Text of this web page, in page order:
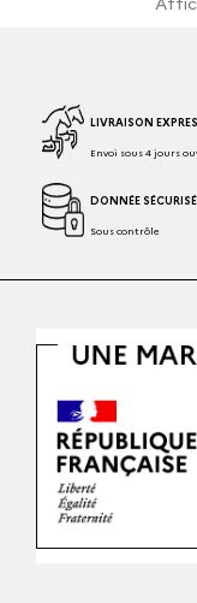
LIVRAISON
Envoi sous 4 jours
DONNÉE SÉCURISÉ
Sous contrôle